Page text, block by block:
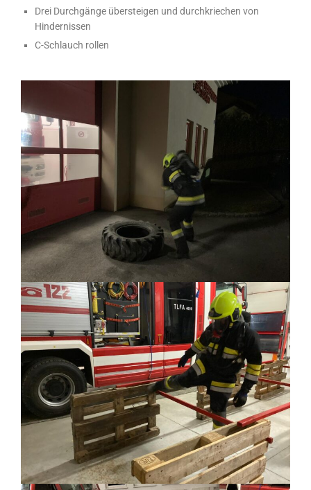
Drei Durchgänge übersteigen und durchkriechen von
Hindernissen
C-Schlauch rollen